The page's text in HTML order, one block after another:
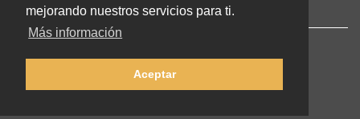
mejorando nuestros servicios para ti.
Más información
Aceptar
© 2002-2026 lernu.net |Impressum